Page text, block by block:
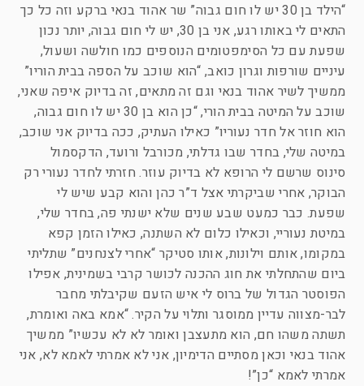
“הילד בן 30 יש לו חום גבוה” שר אהוד בנאי ברקע וזה כל כך
התאים לי באותו רגע, אני בן 30, יש לי חום גבוה, יותר נכון
שפעת עם כל הסימפטומים הנוספים כמו חולשה ושעול,
עיניים שורפות וגרון כואב, “הוא שוכב על הספה בבית הוריו”
ממשיך לשיר אהוד בנאי וגם זה מתאים, זה בדיוק איפה שאני,
שוכב על המיטה בבית הורי, “כן הוא בן 30 יש לו חום גבוה,
הוא חוזר אל חדר נעוריו” כאילו העתיק, ככה בדיוק אני שוכב,
במיטה שלי, בחדר שבו גדלתי, מכורבל ורועד, הדקסמול
סינוס שרשם לי הרופא לא בדיוק עוזר. חזרתי לחדר נעורי רק
הבוקר, אחרי שביקרתי אצל ד”ר כהן והוא קבע שיש לי
שפעת. כבר כמעט שבע שנים שלא ישנתי פה, בחדר שלי,
במיטת נעוריי, וכאילו כלום לא השתנה, כאילו הזמן קפא
במקומו, אותם וילונות, אותו סטיקר “אחרי לצנחנים” שתליתי
ביום שהתחלתי את חוג ההכנה לכושר קרבי בשמינית, אפילו
הפוסטר הגדול של ברוס לי איש הזעם שקיבלתי מחבר
לבר-מצווה עדיין ממוסגר ותלוי על הקיר. “אמא באה ואומרת,
תשתה משהו חם, הוא מתעצבן ואומר לא לא עכשיו” ממשיך
אהוד בנאי וכאן מסתיים הדימיון, אני לא אמרתי לאמא לא, אני
אמרתי לאמא “כן”!